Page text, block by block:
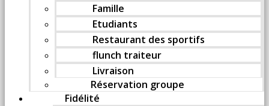
Famille
Etudiants
Restaurant des sportifs
flunch traiteur
Livraison
Réservation groupe
Fidélité